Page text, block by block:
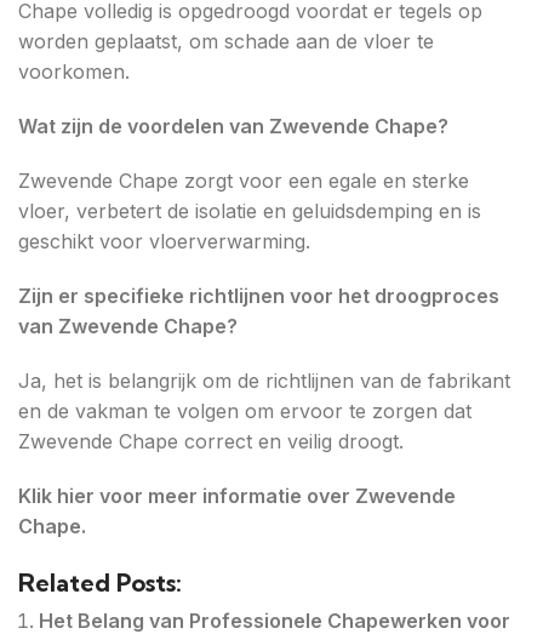
Chape volledig is opgedroogd voordat er tegels op
worden geplaatst, om schade aan de vloer te
voorkomen.
Wat zijn de voordelen van Zwevende Chape?
Zwevende Chape zorgt voor een egale en sterke
vloer, verbetert de isolatie en geluidsdemping en is
geschikt voor vloerverwarming.
Zijn er specifieke richtlijnen voor het droogproces
van Zwevende Chape?
Ja, het is belangrijk om de richtlijnen van de fabrikant
en de vakman te volgen om ervoor te zorgen dat
Zwevende Chape correct en veilig droogt.
Klik hier voor meer informatie over Zwevende
Chape.
Related Posts:
Het Belang van Professionele Chapewerken voor